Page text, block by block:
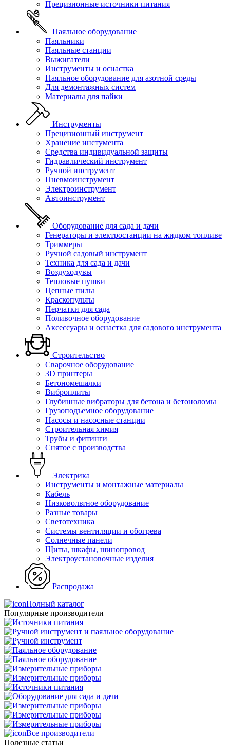
Прецизионные источники питания
Паяльное оборудование
Паяльники
Паяльные станции
Выжигатели
Инструменты и оснастка
Паяльное оборудование для азотной среды
Для демонтажных систем
Материалы для пайки
Инструменты
Прецизионный инструмент
Хранение инстумента
Средства индивидуальной защиты
Гидравлический инструмент
Ручной инструмент
Пневмоинструмент
Электроинструмент
Автоинструмент
Оборудование для сада и дачи
Генераторы и электростанции на жидком топливе
Триммеры
Ручной садовый инструмент
Техника для сада и дачи
Воздуходувы
Тепловые пушки
Цепные пилы
Краскопульты
Перчатки для сада
Поливочное оборудование
Аксессуары и оснастка для садового инструмента
Строительство
Сварочное оборудование
3D принтеры
Бетономешалки
Виброплиты
Глубинные вибраторы для бетона и бетоноломы
Грузоподъемное оборудование
Насосы и насосные станции
Строительная химия
Трубы и фитинги
Снятое с производства
Электрика
Инструменты и монтажные материалы
Кабель
Низковольтное оборудование
Разные товары
Светотехника
Системы вентиляции и обогрева
Солнечные панели
Щиты, шкафы, шинопровод
Электроустановочные изделия
Распродажа
Полный каталог
Популярные производители
Все производители
Полезные статьи